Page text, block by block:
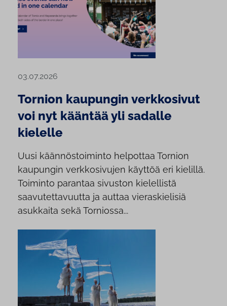
03.07.2026
Tornion kaupungin verkkosivut
voi nyt kääntää yli sadalle
kielelle
Uusi käännöstoiminto helpottaa Tornion
kaupungin verkkosivujen käyttöä eri kielillä.
Toiminto parantaa sivuston kielellistä
saavutettavuutta ja auttaa vieraskielisiä
asukkaita sekä Torniossa...